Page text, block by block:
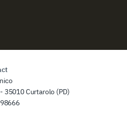
35010 Curtarolo (PD)